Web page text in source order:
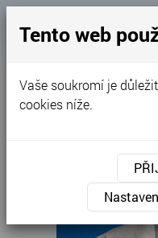
Plášť bílý
Tento web
Vaše soukromí je
cookies níže.